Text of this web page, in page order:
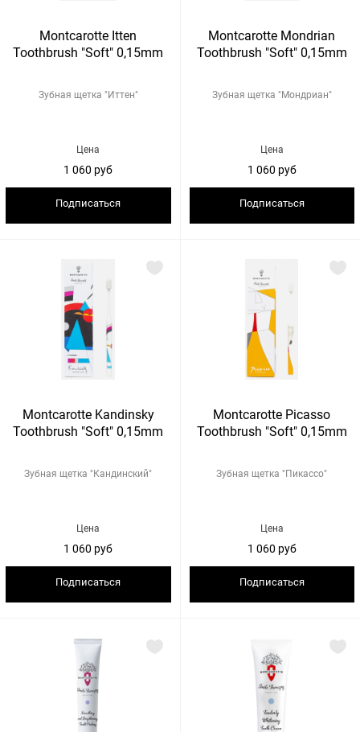
Montcarotte Itten
Toothbrush "Soft" 0,15mm
Зубная щетка "Иттен"
Цена
1 060 руб
Подписаться
Montcarotte Mondrian
Toothbrush "Soft" 0,15mm
Зубная щетка "Мондриан"
Цена
1 060 руб
Подписаться
Montcarotte Kandinsky
Toothbrush "Soft" 0,15mm
Зубная щетка "Кандинский"
Цена
1 060 руб
Подписаться
Montcarotte Picasso
Toothbrush "Soft" 0,15mm
Зубная щетка "Пикассо"
Цена
1 060 руб
Подписаться